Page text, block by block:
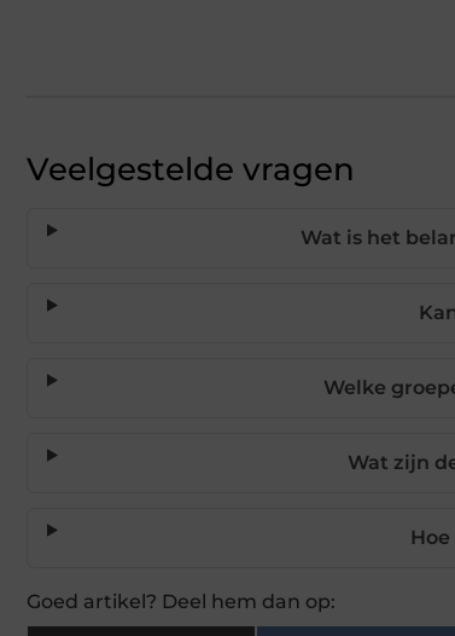
Veelgestelde vragen
Wat is het
Welke
Wat zijn
Goed artikel? Deel hem dan op: